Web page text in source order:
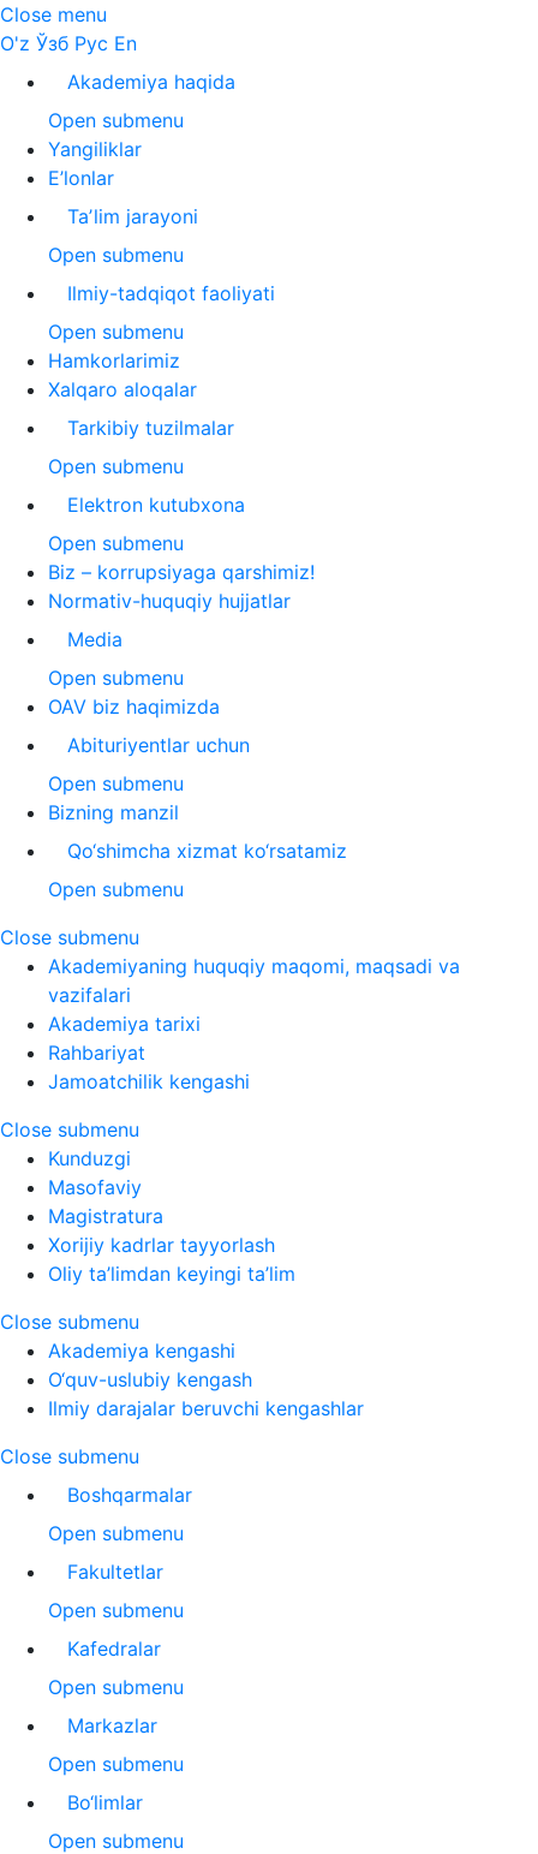
Close menu
O'z Ўзб Рус En
Akademiya haqida
Open submenu
Yangiliklar
E’lonlar
Taʼlim jarayoni
Open submenu
Ilmiy-tadqiqot faoliyati
Open submenu
Hamkorlarimiz
Xalqaro aloqalar
Tarkibiy tuzilmalar
Open submenu
Elektron kutubxona
Open submenu
Biz – korrupsiyaga qarshimiz!
Normativ-huquqiy hujjatlar
Media
Open submenu
OAV biz haqimizda
Abituriyentlar uchun
Open submenu
Bizning manzil
Qo‘shimcha xizmat ko‘rsatamiz
Open submenu
Close submenu
Akademiyaning huquqiy maqomi, maqsadi va
vazifalari
Akademiya tarixi
Rahbariyat
Jamoatchilik kengashi
Close submenu
Kunduzgi
Masofaviy
Magistratura
Xorijiy kadrlar tayyorlash
Oliy ta’limdan keyingi ta’lim
Close submenu
Akademiya kengashi
O‘quv-uslubiy kengash
Ilmiy darajalar beruvchi kengashlar
Close submenu
Boshqarmalar
Open submenu
Fakultetlar
Open submenu
Kafedralar
Open submenu
Markazlar
Open submenu
Bo‘limlar
Open submenu